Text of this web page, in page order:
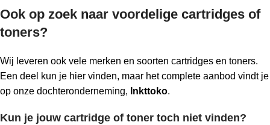
Ook op zoek naar voordelige cartridges of
toners?
Wij leveren ook vele merken en soorten cartridges en toners.
Een deel kun je hier vinden, maar het complete aanbod vindt je
op onze dochteronderneming, Inkttoko.
Kun je jouw cartridge of toner toch niet vinden?